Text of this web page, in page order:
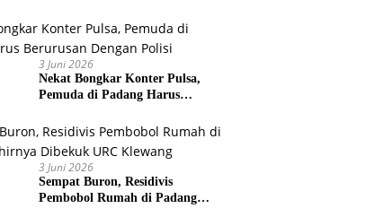
3 Juni 2026
Nekat Bongkar Konter Pulsa,
Pemuda di Padang Harus
3 Juni 2026
Sempat Buron, Residivis
Pembobol Rumah di Padang